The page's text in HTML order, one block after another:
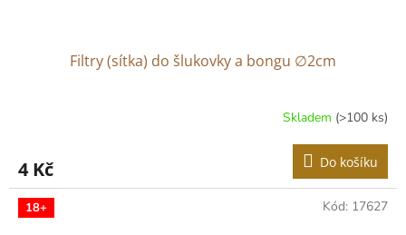
Filtry (sítka) do šlukovky a bongu ∅2cm
Skladem (>100 ks)
4 Kč Do košíku
18+ Kód: 17627